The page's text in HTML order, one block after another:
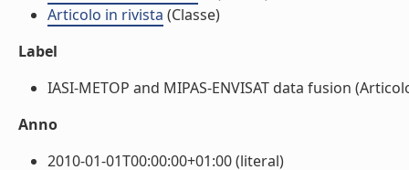
Articolo in rivista (Classe)
Label
IASI-METOP and MIPAS-ENVISAT data fusion
Anno
2010-01-01T00:00:00+01:00 (literal)